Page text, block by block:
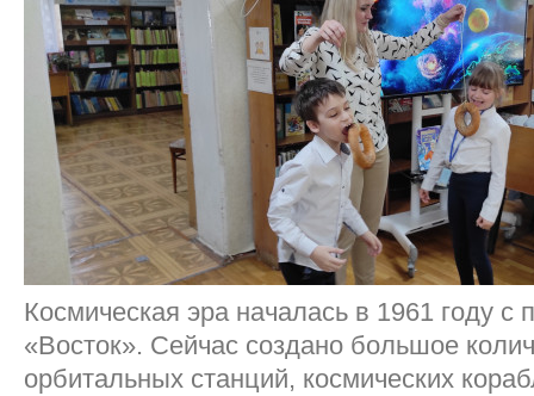
Космическая эра началась в 1961 году с
«Восток». Сейчас создано большое
орбитальных станций, космических